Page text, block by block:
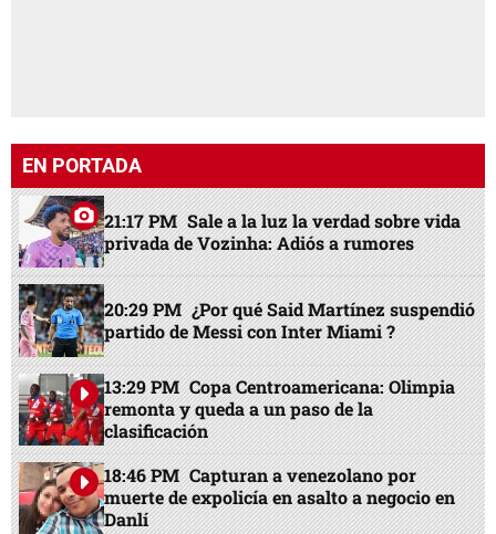
EN PORTADA
21:17 PM Sale a la luz la verdad sobre vida
privada de Vozinha: Adiós a rumores
20:29 PM ¿Por qué Said Martínez suspendió
partido de Messi con Inter Miami ?
13:29 PM Copa Centroamericana: Olimpia
remonta y queda a un paso de la
clasificación
18:46 PM Capturan a venezolano por
muerte de expolicía en asalto a negocio en
Danlí